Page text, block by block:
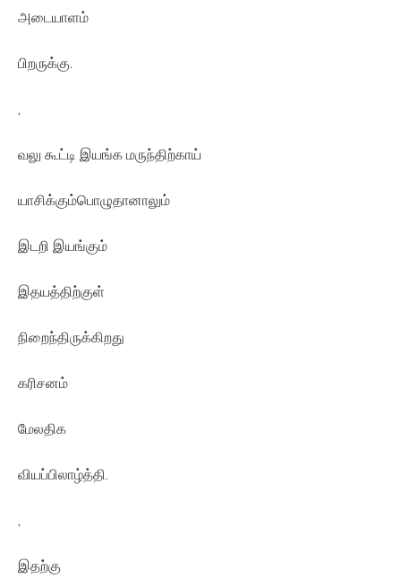
அடையாளம்
பிறருக்கு.
வலு கூட்டி இயங்க மருந்திற்காய்
யாசிக்கும்பொழுதானாலும்
இடறி இயங்கும்
இதயத்திற்குள்
நிறைந்திருக்கிறது
கரிசனம்
மேலதிக
வியப்பிலாழ்த்தி.
இதற்கு